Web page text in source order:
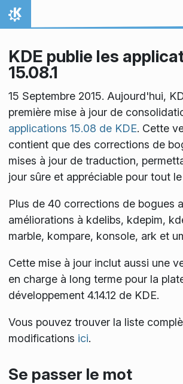
Aller directement au contenu
Accueil
KDE publie les
15.08.1
15 Septembre 2015. Aujourd'hui,
première mise à jour de
applications 15.08 de KDE. Cette
contient que des corrections de
mises à jour de traduction,
jour sûre et appréciable pour tout
Plus de 40 corrections de bogues
améliorations à kdelibs, kdepim,
marble, kompare, konsole, ark et
Cette mise à jour inclut aussi une
en charge à long terme pour la
développement 4.14.12 de KDE.
Vous pouvez trouver la liste
modifications ici.
Se passer le mot